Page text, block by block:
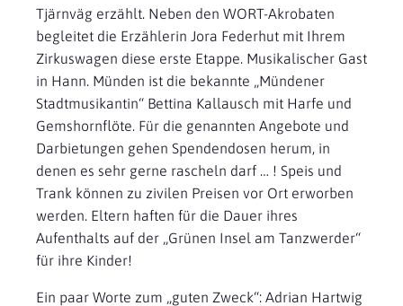
Tjärnväg erzählt. Neben den WORT-Akrobaten
begleitet die Erzählerin Jora Federhut mit Ihrem
Zirkuswagen diese erste Etappe. Musikalischer Gast
in Hann. Münden ist die bekannte „Mündener
Stadtmusikantin“ Bettina Kallausch mit Harfe und
Gemshornflöte. Für die genannten Angebote und
Darbietungen gehen Spendendosen herum, in
denen es sehr gerne rascheln darf … ! Speis und
Trank können zu zivilen Preisen vor Ort erworben
werden. Eltern haften für die Dauer ihres
Aufenthalts auf der „Grünen Insel am Tanzwerder“
für ihre Kinder!
Ein paar Worte zum „guten Zweck“: Adrian Hartwig